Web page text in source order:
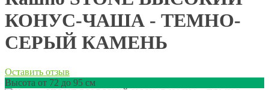
КОНУС-ЧАША - ТЕМНО-
СЕРЫЙ КАМЕНЬ
Оставить отзыв
Высота от 72 до 95 см